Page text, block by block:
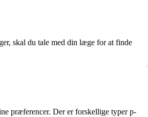
skal du tale med din læge for at finde
præferencer. Der er forskellige typer p-